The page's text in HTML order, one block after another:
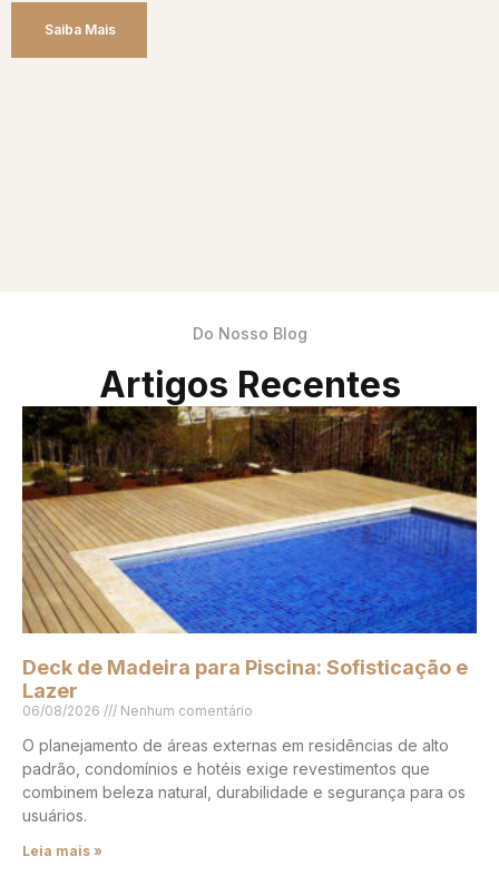
Saiba Mais
Do Nosso Blog
Artigos Recentes
Deck de Madeira para Piscina: Sofisticação e
Lazer
06/08/2026 Nenhum comentário
O planejamento de áreas externas em residências de alto
padrão, condomínios e hotéis exige revestimentos que
combinem beleza natural, durabilidade e segurança para os
usuários.
Leia mais »